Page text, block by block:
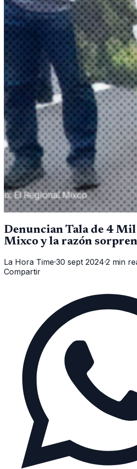
Denuncian Tala de 4
Mixco y la razón
La Hora Time·30 sept 2024·2 min
Compartir